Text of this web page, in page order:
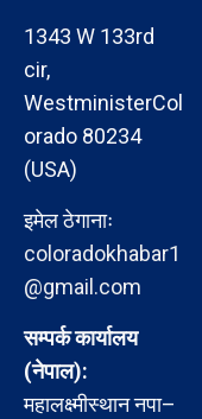
1343 W 133rd
cir,
WestministerCol
orado 80234
(USA)
इमेल ठेगानाः
coloradokhabar1
@gmail.com
सम्पर्क कार्यालय
(नेपाल):
महालक्ष्मीस्थान नपा–